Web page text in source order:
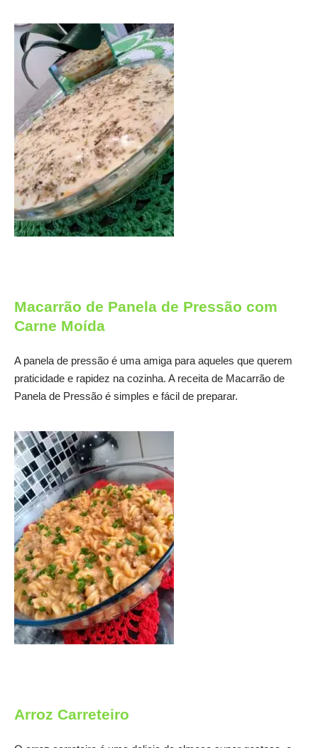
Macarrão de Panela de Pressão com
Carne Moída
A panela de pressão é uma amiga para aqueles que querem
praticidade e rapidez na cozinha. A receita de Macarrão de
Panela de Pressão é simples e fácil de preparar.
Arroz Carreteiro